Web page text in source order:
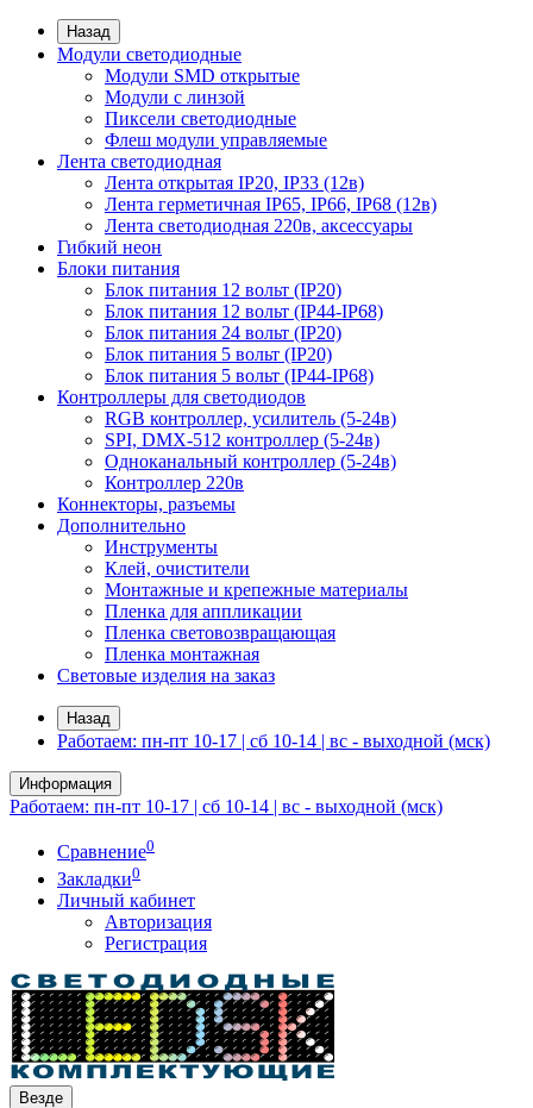
Назад
Модули светодиодные
Модули SMD открытые
Модули с линзой
Пиксели светодиодные
Флеш модули управляемые
Лента светодиодная
Лента открытая IP20, IP33 (12в)
Лента герметичная IP65, IP66, IP68 (12в)
Лента светодиодная 220в, аксессуары
Гибкий неон
Блоки питания
Блок питания 12 вольт (IP20)
Блок питания 12 вольт (IP44-IP68)
Блок питания 24 вольт (IP20)
Блок питания 5 вольт (IP20)
Блок питания 5 вольт (IP44-IP68)
Контроллеры для светодиодов
RGB контроллер, усилитель (5-24в)
SPI, DMX-512 контроллер (5-24в)
Одноканальный контроллер (5-24в)
Контроллер 220в
Коннекторы, разъемы
Дополнительно
Инструменты
Клей, очистители
Монтажные и крепежные материалы
Пленка для аппликации
Пленка световозвращающая
Пленка монтажная
Световые изделия на заказ
Назад
Работаем: пн-пт 10-17 | сб 10-14 | вс - выходной (мск)
Информация
Работаем: пн-пт 10-17 | сб 10-14 | вс - выходной (мск)
Сравнение0
Закладки0
Личный кабинет
Авторизация
Регистрация
Везде